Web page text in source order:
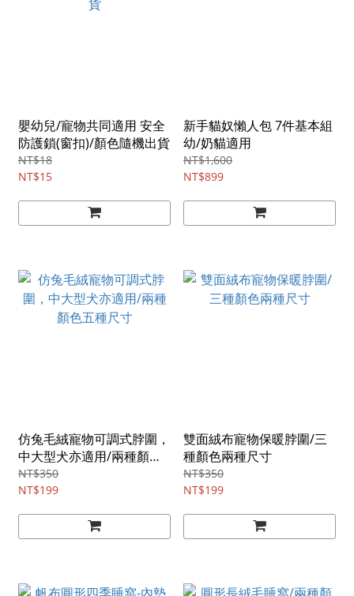
嬰幼兒/寵物共同適用 安全
防護鎖(窗扣)/顏色隨機出貨
NT$18
NT$15
新手貓奴懶人包 7件基本組
幼/奶貓適用
NT$1,600
NT$899
仿兔毛絨寵物可調式脖圍，
中大型犬亦適用/兩種顏色
五種尺寸
NT$350
NT$199
雙面絨布寵物保暖脖圍/三
種顏色兩種尺寸
NT$350
NT$199